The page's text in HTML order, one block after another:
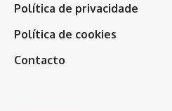
Política de privacidade
Política de cookies
Contacto